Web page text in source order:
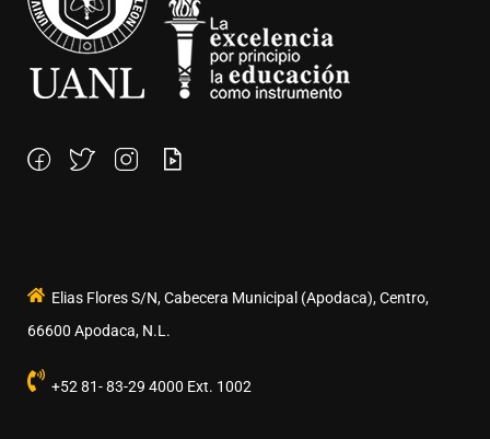
Elias Flores S/N, Cabecera Municipal (Apodaca), Centro,
66600 Apodaca, N.L.
+52 81- 83-29 4000 Ext. 1002